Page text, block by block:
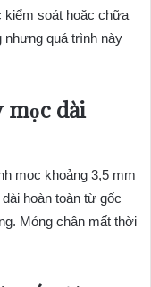
kiểm soát hoặc chữa
quá trình này
mọc dài
mọc khoảng 3,5 mm
hoàn toàn từ gốc
Móng chân mất thời